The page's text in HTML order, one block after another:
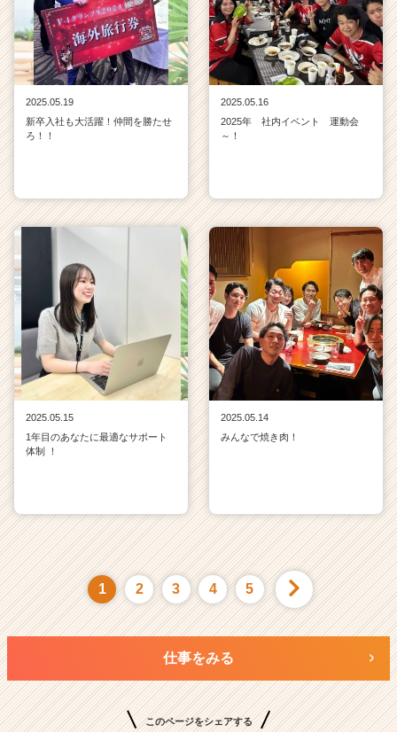
2025.05.19
新卒入社も大活躍！仲間を勝たせ
ろ！！
2025.05.16
2025年 社内イベント 運動会
～！
2025.05.15
1年目のあなたに最適なサポート
体制 ！
2025.05.14
みんなで焼き肉！
1 2 3 4 5
仕事をみる
このページをシェアする